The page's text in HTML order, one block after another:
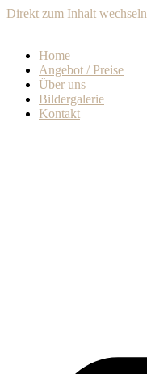
Direkt zum Inhalt wechseln
Home
Angebot / Preise
Über uns
Bildergalerie
Kontakt